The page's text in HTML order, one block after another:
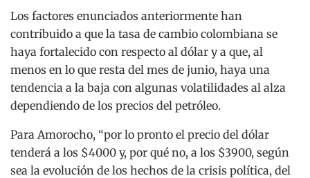
Los factores enunciados anteriormente han
contribuido a que la tasa de cambio colombiana se
haya fortalecido con respecto al dólar y a que, al
menos en lo que resta del mes de junio, haya una
tendencia a la baja con algunas volatilidades al alza
dependiendo de los precios del petróleo.
Para Amorocho, “por lo pronto el precio del dólar
tenderá a los $4000 y, por qué no, a los $3900, según
sea la evolución de los hechos de la crisis política, del